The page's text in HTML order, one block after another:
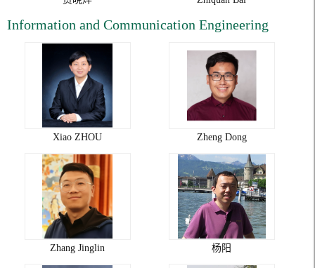
Information and Communication Engineering
Xiao ZHOU Zheng Dong
Zhang Jinglin 杨阳